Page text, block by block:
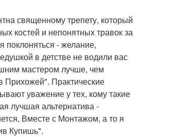
священному трепету, который
костей и непонятных травок за
поклоняться - желание,
в детстве не водили вас
мастером лучше, чем
Прихожей". Практические
уважение у тех, кому такие
лучшая альтернатива -
Вместе с Монтажом, а то я
Купишь".